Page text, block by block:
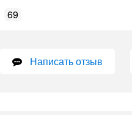
69
Написать отзыв